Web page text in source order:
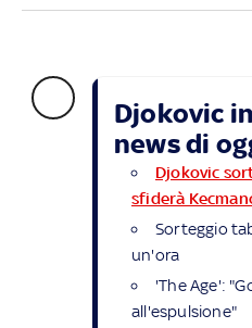
Djokovic
news di
Djokovic
sfiderà
Sorteggio
un'ora
'The Age':
all'espulsione"